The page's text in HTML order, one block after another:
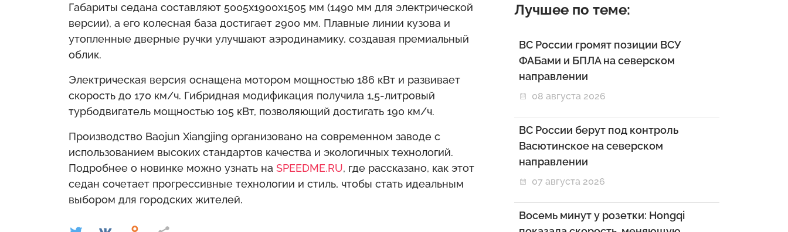
Габариты седана составляют 5005x1900x1505 мм (1490 мм для электрической
версии), а его колесная база достигает 2900 мм. Плавные линии кузова и
утопленные дверные ручки улучшают аэродинамику, создавая премиальный
облик.
Электрическая версия оснащена мотором мощностью 186 кВт и развивает
скорость до 170 км/ч. Гибридная модификация получила 1,5-литровый
турбодвигатель мощностью 105 кВт, позволяющий достигать 190 км/ч.
Производство Baojun Xiangjing организовано на современном заводе с
использованием высоких стандартов качества и экологичных технологий.
Подробнее о новинке можно узнать на SPEEDME.RU, где рассказано, как этот
седан сочетает прогрессивные технологии и стиль, чтобы стать идеальным
выбором для городских жителей.
Лучшее по теме:
ВС России громят позиции ВСУ
ФАБами и БПЛА на северском
направлении
08 августа 2026
ВС России берут под контроль
Васютинское на северском
направлении
07 августа 2026
Восемь минут у розетки: Hongqi